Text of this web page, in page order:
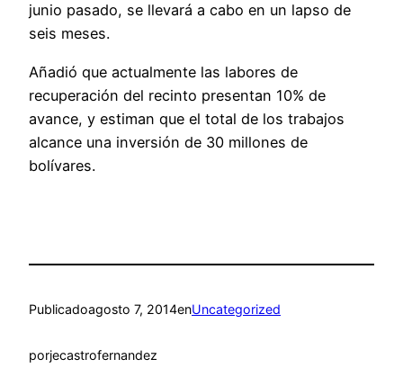
junio pasado, se llevará a cabo en un lapso de
seis meses.
Añadió que actualmente las labores de
recuperación del recinto presentan 10% de
avance, y estiman que el total de los trabajos
alcance una inversión de 30 millones de
bolívares.
Publicadoagosto 7, 2014enUncategorized
porjecastrofernandez